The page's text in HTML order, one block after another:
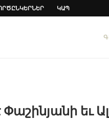
ԿԱՊ
եւ